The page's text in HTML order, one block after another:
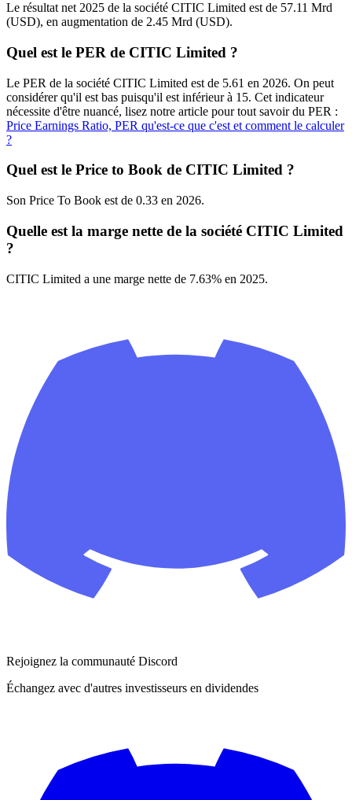
Le résultat net 2025 de la société CITIC Limited est de 57.11 Mrd
(USD), en augmentation de 2.45 Mrd (USD).
Quel est le PER de CITIC Limited ?
Le PER de la société CITIC Limited est de 5.61 en 2026. On peut
considérer qu'il est bas puisqu'il est inférieur à 15. Cet indicateur
nécessite d'être nuancé, lisez notre article pour tout savoir du PER :
Price Earnings Ratio, PER qu'est-ce que c'est et comment le calculer
?
Quel est le Price to Book de CITIC Limited ?
Son Price To Book est de 0.33 en 2026.
Quelle est la marge nette de la société CITIC Limited
?
CITIC Limited a une marge nette de 7.63% en 2025.
Rejoignez la communauté Discord
Échangez avec d'autres investisseurs en dividendes